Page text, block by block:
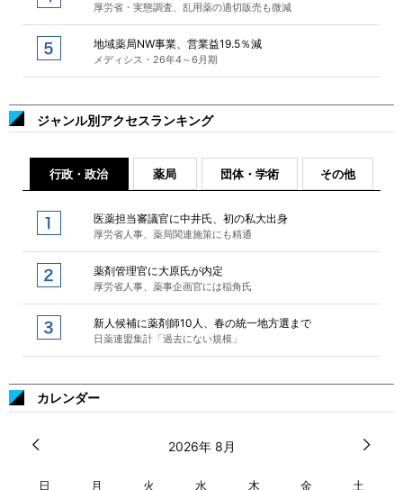
厚労省・実態調査、乱用薬の適切販売も微減
地域薬局NW事業、営業益19.5％減
メディシス・26年4～6月期
ジャンル別アクセスランキング
行政・政治 薬局 団体・学術 その他
医薬担当審議官に中井氏、初の私大出身
厚労省人事、薬局関連施策にも精通
薬剤管理官に大原氏が内定
厚労省人事、薬事企画官には稲角氏
新人候補に薬剤師10人、春の統一地方選まで
日薬連盟集計「過去にない規模」
カレンダー
2026年 8月
日 月 火 水 木 金 土